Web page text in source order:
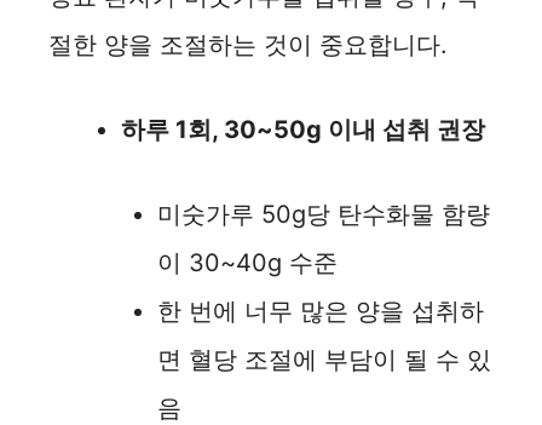
절한 양을 조절하는 것이 중요합니다.
하루 1회, 30~50g 이내 섭취 권장
미숫가루 50g당 탄수화물 함량
이 30~40g 수준
한 번에 너무 많은 양을 섭취하
면 혈당 조절에 부담이 될 수 있
음